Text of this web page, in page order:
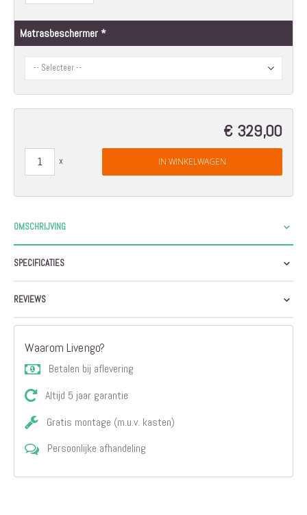
Matrasbeschermer
€ 329,00
IN WINKELWAGEN
OMSCHRIJVING
SPECIFICATIES
REVIEWS
Waarom Livengo?
Betalen bij aflevering
Altijd 5 jaar garantie
Gratis montage (m.u.v. kasten)
Persoonlijke afhandeling